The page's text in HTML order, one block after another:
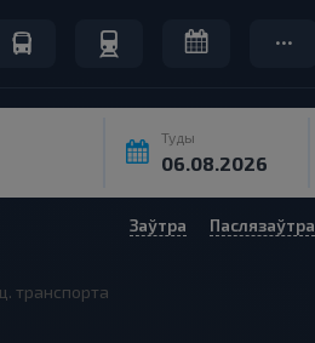
Туды
Заўтра Паслязаўтра
транспорта